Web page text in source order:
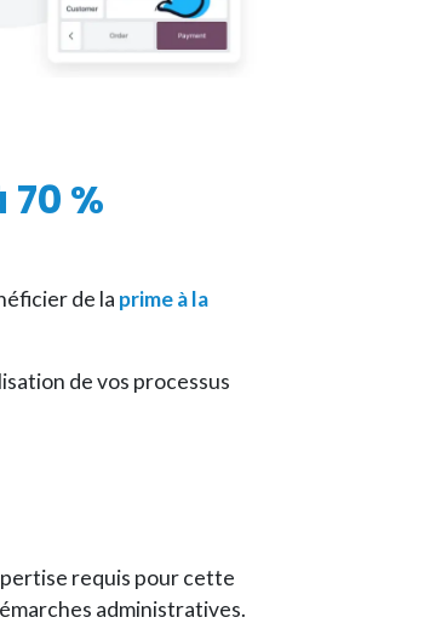
%
de la prime à la
de vos processus
requis pour cette
administratives.